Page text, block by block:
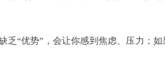
乏“优势”，会让你感到焦虑、压力；如